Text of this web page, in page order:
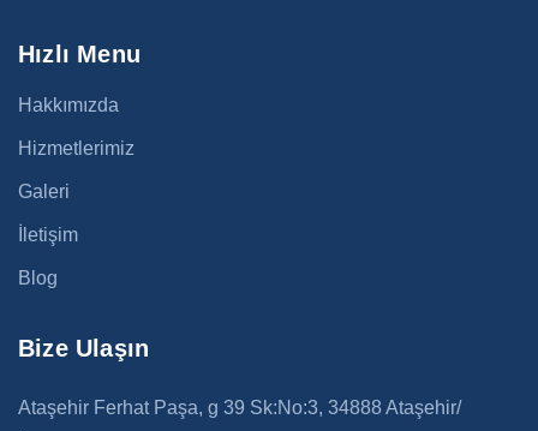
Hızlı Menu
Hakkımızda
Hizmetlerimiz
Galeri
İletişim
Blog
Bize Ulaşın
Ataşehir Ferhat Paşa, g 39 Sk:No:3, 34888 Ataşehir/